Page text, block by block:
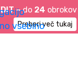
–do 24
Preberi več tukaj
vsebino